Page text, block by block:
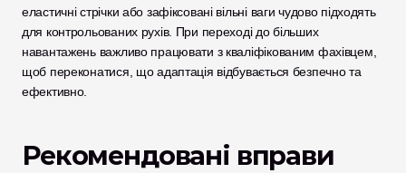
еластичні стрічки або зафіксовані вільні ваги чудово підходять
для контрольованих рухів. При переході до більших
навантажень важливо працювати з кваліфікованим фахівцем,
щоб переконатися, що адаптація відбувається безпечно та
ефективно.
Рекомендовані вправи